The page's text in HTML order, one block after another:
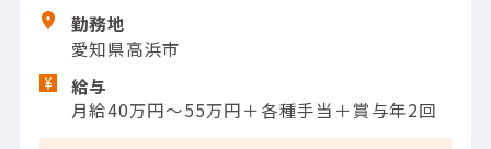
勤務地
愛知県高浜市
給与
月給40万円～55万円＋各種手当＋賞与年2回